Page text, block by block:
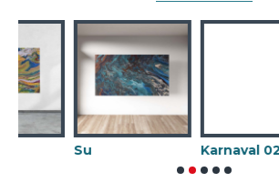
Karnaval 02